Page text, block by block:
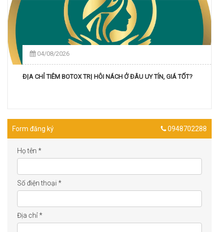
04/08/2026
ĐỊA CHỈ TIÊM BOTOX TRỊ HÔI NÁCH Ở ĐÂU UY TÍN, GIÁ TỐT?
Form đăng ký 0948702288
Họ tên *
Số điện thoại *
Địa chỉ*